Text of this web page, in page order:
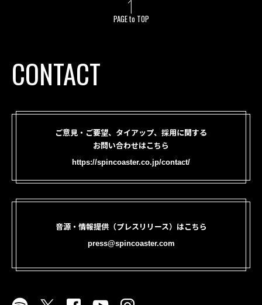
PAGE to TOP
CONTACT
ご意見・ご要望、タイアップ、採用に関する
お問い合わせはこちら
https://spincoaster.co.jp/contact/
音源・情報提供（プレスリリース）はこちら
press@spincoaster.com